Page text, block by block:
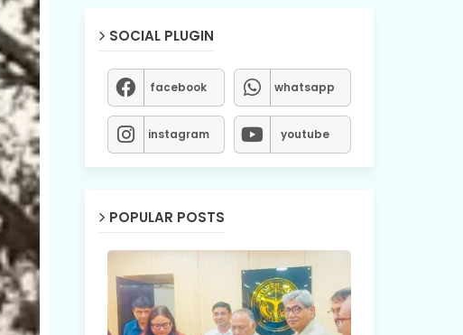
SOCIAL PLUGIN
facebook whatsapp
instagram youtube
POPULAR POSTS